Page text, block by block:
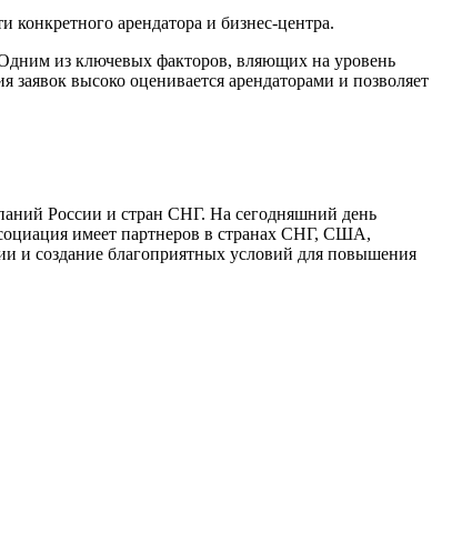
арендатора и бизнес-центра.
из ключевых факторов, вляющих на уровень
заявок высоко оценивается арендаторами и позволяет
России и стран СНГ. На сегодняшний день
имеет партнеров в странах СНГ, США,
и создание благоприятных условий для повышения